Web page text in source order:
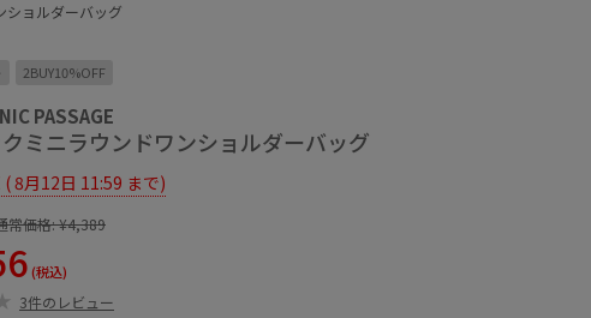
ショルダーバッグ
2BUY10%OFF
PASSAGE
ミニラウンドワンショルダーバッグ
( 8月12日 11:59 まで)
常価格:¥4,389
(税込)
3件のレビュー